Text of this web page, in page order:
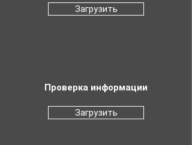
Загрузить
Проверка информации
Загрузить